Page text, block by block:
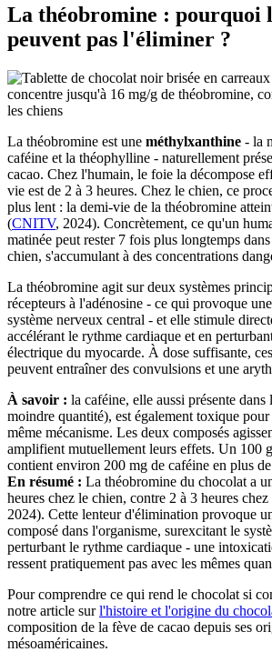
La théobromine : pourquoi
peuvent pas l'éliminer ?
La théobromine est une méthylxanthine - la
caféine et la théophylline - naturellement
cacao. Chez l'humain, le foie la décompose
vie est de 2 à 3 heures. Chez le chien, ce
plus lent : la demi-vie de la théobromine
(CNITV, 2024). Concrètement, ce qu'un
matinée peut rester 7 fois plus longtemps
chien, s'accumulant à des concentrations
La théobromine agit sur deux systèmes
récepteurs à l'adénosine - ce qui provoque
système nerveux central - et elle stimule
accélérant le rythme cardiaque et en
électrique du myocarde. À dose suffisante,
peuvent entraîner des convulsions et une
À savoir : la caféine, elle aussi présente dans
moindre quantité), est également toxique
même mécanisme. Les deux composés
amplifient mutuellement leurs effets. Un 100
contient environ 200 mg de caféine en plus
En résumé : La théobromine du chocolat a
heures chez le chien, contre 2 à 3 heures
2024). Cette lenteur d'élimination provoque
composé dans l'organisme, surexcitant le
perturbant le rythme cardiaque - une
ressent pratiquement pas avec les mêmes
Pour comprendre ce qui rend le chocolat si
notre article surl'histoire et l'origine du
composition de la fève de cacao depuis ses
mésoaméricaines.